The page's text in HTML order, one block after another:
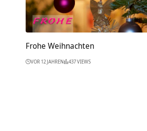
Frohe Weihnachten
VOR 12 JAHREN 437 VIEWS